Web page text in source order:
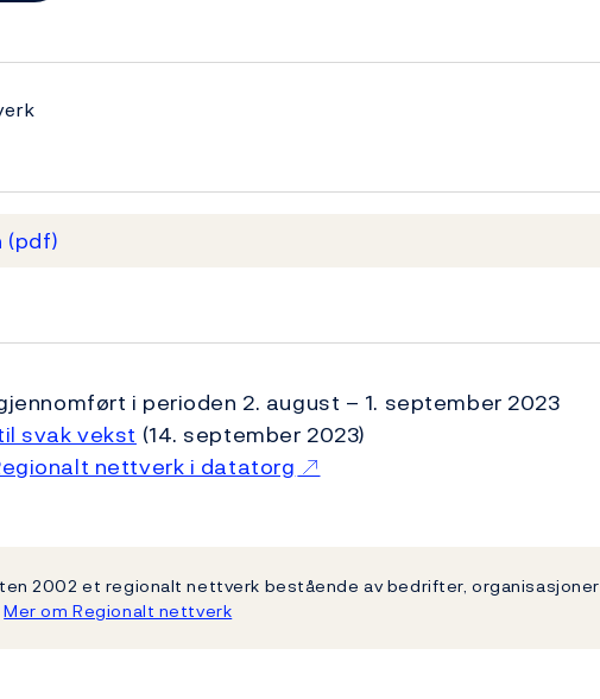
(pdf)
i perioden 2. august – 1. september 2023
svak vekst (14. september 2023)
nettverk i datatorg
2002 et regionalt nettverk bestående av bedrifter, organisasjoner
Mer om Regionalt nettverk